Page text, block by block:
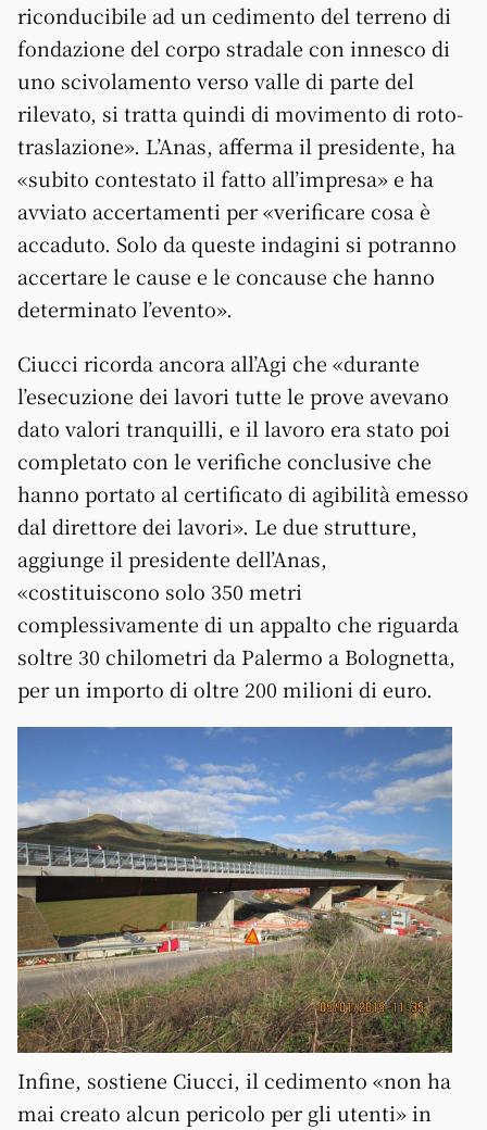
riconducibile ad un cedimento del terreno di
fondazione del corpo stradale con innesco di
uno scivolamento verso valle di parte del
rilevato, si tratta quindi di movimento di roto-
traslazione». L’Anas, afferma il presidente, ha
«subito contestato il fatto all’impresa» e ha
avviato accertamenti per «verificare cosa è
accaduto. Solo da queste indagini si potranno
accertare le cause e le concause che hanno
determinato l’evento».
Ciucci ricorda ancora all’Agi che «durante
l’esecuzione dei lavori tutte le prove avevano
dato valori tranquilli, e il lavoro era stato poi
completato con le verifiche conclusive che
hanno portato al certificato di agibilità emesso
dal direttore dei lavori». Le due strutture,
aggiunge il presidente dell’Anas,
«costituiscono solo 350 metri
complessivamente di un appalto che riguarda
soltre 30 chilometri da Palermo a Bolognetta,
per un importo di oltre 200 milioni di euro.
Infine, sostiene Ciucci, il cedimento «non ha
mai creato alcun pericolo per gli utenti» in